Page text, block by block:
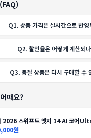
Q1.상품 가격은 실시간으로 반영
Q2.할인율은 어떻게 계산되
Q3. 품절 상품은 다시 구매할 수
때요?
2026 스위프트 엣지 14 AI 코어
원